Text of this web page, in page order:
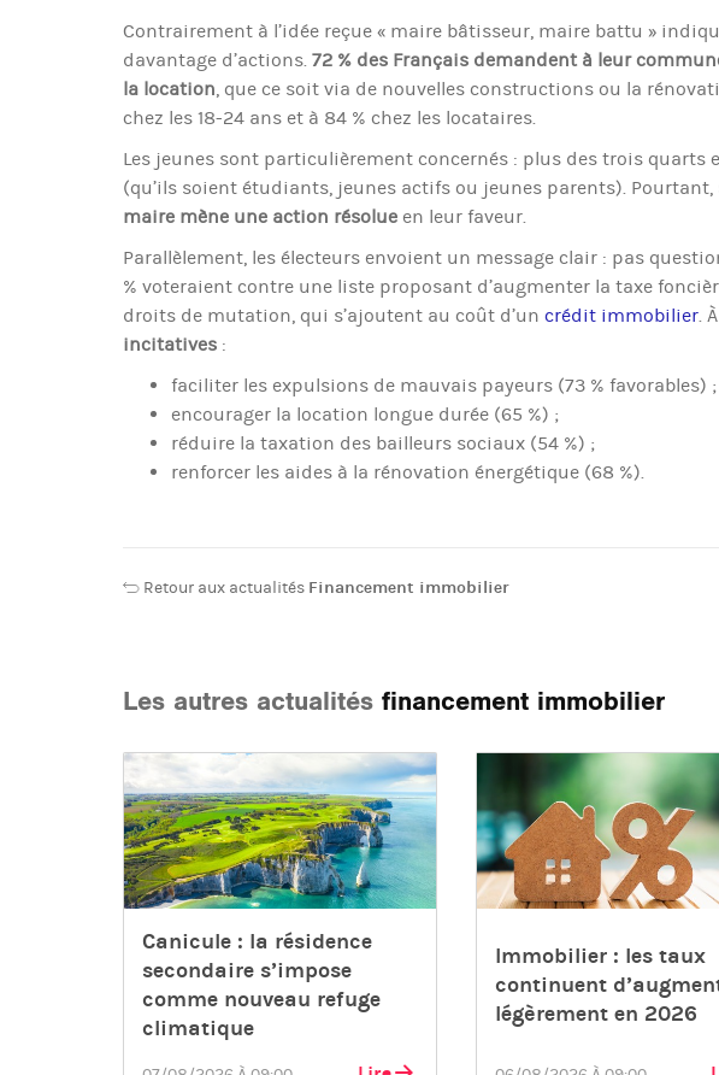
Contrairement à l’idée reçue « maire bâtisseur, maire battu »
davantage d’actions. 72 % des Français demandent à leur
la location , que ce soit via de nouvelles constructions ou la
chez les 18-24 ans et à 84 % chez les locataires.
Les jeunes sont particulièrement concernés : plus des trois quarts
(qu’ils soient étudiants, jeunes actifs ou jeunes parents). Pourtant,
maire mène une action résolue en leur faveur.
Parallèlement, les électeurs envoient un message clair : pas
% voteraient contre une liste proposant d’augmenter la taxe
droits de mutation, qui s’ajoutent au coût d’un crédit immobilier .
incitatives :
faciliter les expulsions de mauvais payeurs (73 % favorables) ;
encourager la location longue durée (65 %) ;
réduire la taxation des bailleurs sociaux (54 %) ;
renforcer les aides à la rénovation énergétique (68 %).
Retour aux actualités Financement immobilier
Les autres actualités financement immobilier
Canicule : la résidence
secondaire s’impose
comme nouveau refuge
climatique
Immobilier : les taux
continuent
légèrement en 2026